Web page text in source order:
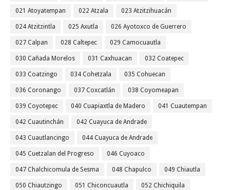
021 Atoyatempan 022 Atzala 023 Atzitzihuacán
024 Atzitzintla 025 Axutla 026 Ayotoxco de Guerrero
027 Calpan 028 Caltepec 029 Camocuautla
030 Cañada Morelos 031 Caxhuacan 032 Coatepec
033 Coatzingo 034 Cohetzala 035 Cohuecan
036 Coronango 037 Coxcatlán 038 Coyomeapan
039 Coyotepec 040 Cuapiaxtla de Madero 041 Cuautempan
042 Cuautinchán 042 Cuayuca de Andrade
043 Cuautlancingo 044 Cuayuca de Andrade
045 Cuetzalan del Progreso 046 Cuyoaco
047 Chalchicomula de Sesma 048 Chapulco 049 Chiautla
050 Chiautzingo 051 Chiconcuautla 052 Chichiquila